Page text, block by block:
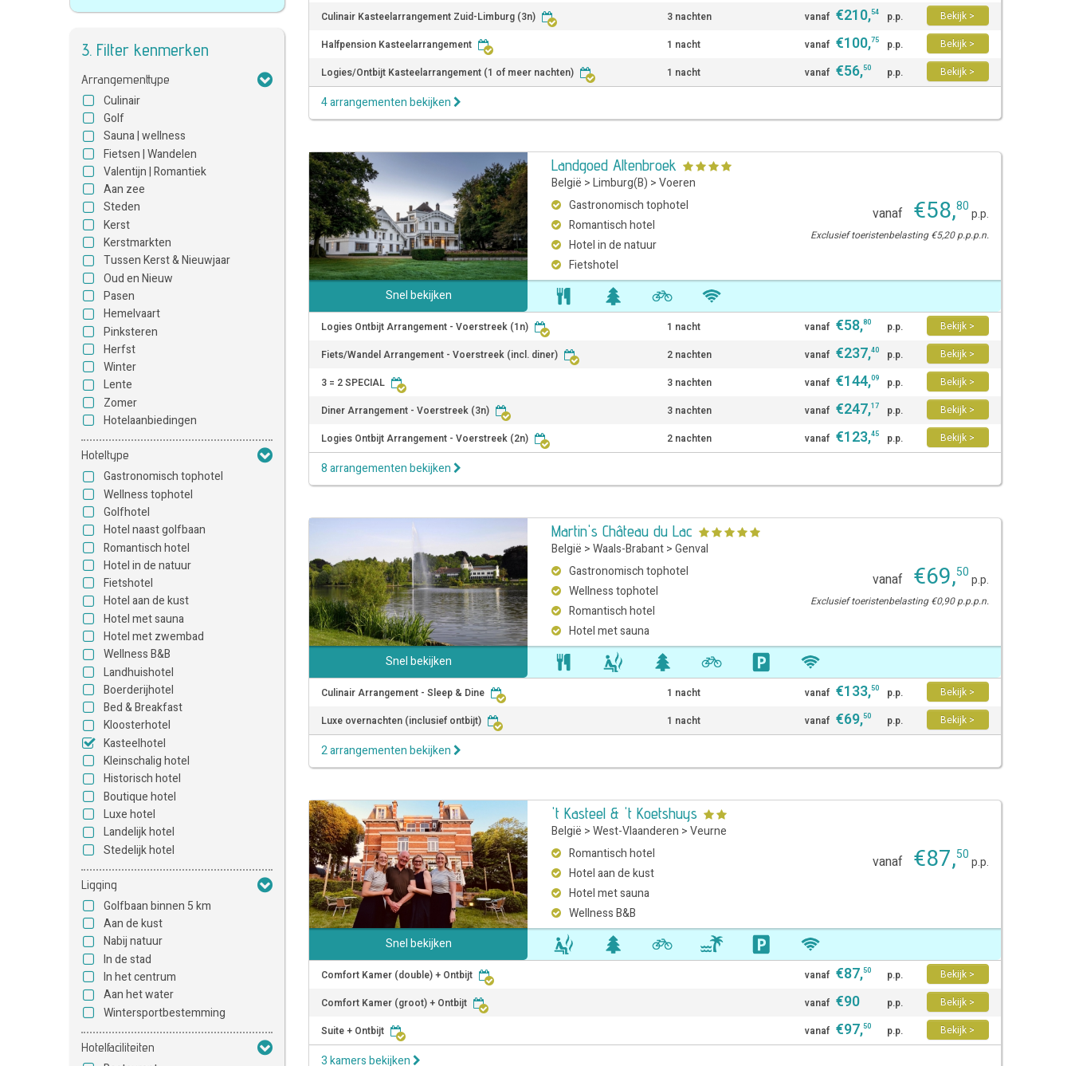
3. Filter kenmerken
Arrangementtype
Culinair
Golf
Sauna | wellness
Fietsen | Wandelen
Valentijn | Romantiek
Aan zee
Steden
Kerst
Kerstmarkten
Tussen Kerst & Nieuwjaar
Oud en Nieuw
Pasen
Hemelvaart
Pinksteren
Herfst
Winter
Lente
Zomer
Hotelaanbiedingen
Hoteltype
Gastronomisch tophotel
Wellness tophotel
Golfhotel
Hotel naast golfbaan
Romantisch hotel
Hotel in de natuur
Fietshotel
Hotel aan de kust
Hotel met sauna
Hotel met zwembad
Wellness B&B
Landhuishotel
Boerderijhotel
Bed & Breakfast
Kloosterhotel
Kasteelhotel
Kleinschalig hotel
Historisch hotel
Boutique hotel
Luxe hotel
Landelijk hotel
Stedelijk hotel
Ligging
Golfbaan binnen 5 km
Aan de kust
Nabij natuur
In de stad
In het centrum
Aan het water
Wintersportbestemming
Hotelfaciliteiten
Culinair Kasteelarrangement Zuid-Limburg (3n)
3 nachten vanaf €210,54 p.p.
Bekijk >
Halfpension Kasteelarrangement
1 nacht vanaf €100,75 p.p.
Bekijk >
Logies/Ontbijt Kasteelarrangement (1 of meer nachten)
1 nacht vanaf €56,50 p.p. Bekijk >
4 arrangementen bekijken
Landgoed Altenbroek
België > Limburg(B) > Voeren
Gastronomisch tophotel
Romantisch hotel
Hotel in de natuur
Fietshotel
vanaf €58,80p.p.
Exclusief toeristenbelasting €5,20 p.p.p.n.
Snel bekijken
Logies Ontbijt Arrangement - Voerstreek (1n) 1 nacht vanaf €58,80 p.p.
Bekijk >
Fiets/Wandel Arrangement - Voerstreek (incl. diner)
2 nachten vanaf €237,40 p.p.
Bekijk >
3 = 2 SPECIAL
3 nachten vanaf €144,09 p.p.
Bekijk >
Diner Arrangement - Voerstreek (3n)
3 nachten vanaf €247,17 p.p.
Bekijk >
Logies Ontbijt Arrangement - Voerstreek (2n)
2 nachten vanaf €123,45 p.p. Bekijk >
8 arrangementen bekijken
Martin's Château du Lac
België > Waals-Brabant> Genval
Gastronomisch tophotel
Wellness tophotel
Romantisch hotel
Hotel met sauna
vanaf €69,50p.p.
Exclusief toeristenbelasting €0,90 p.p.p.n.
Snel bekijken
Culinair Arrangement - Sleep & Dine 1 nacht vanaf €133,50 p.p.
Bekijk >
Luxe overnachten (inclusief ontbijt)
1 nacht vanaf €69,50 p.p. Bekijk >
2 arrangementen bekijken
't Kasteel & 't Koetshuys
België > West-Vlaanderen > Veurne
Romantisch hotel
Hotel aan de kust
Hotel met sauna
Wellness B&B
vanaf €87,50p.p.
Snel bekijken
Comfort Kamer (double) + Ontbijt vanaf €87,50 p.p.
Bekijk >
Comfort Kamer (groot) + Ontbijt
vanaf €90 p.p.
Bekijk >
Suite + Ontbijt
vanaf €97,50 p.p. Bekijk >
3 kamers bekijken